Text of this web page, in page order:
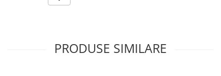
Simering fata arbore motor
Capac arbore motorPRODUSE SIMILARE